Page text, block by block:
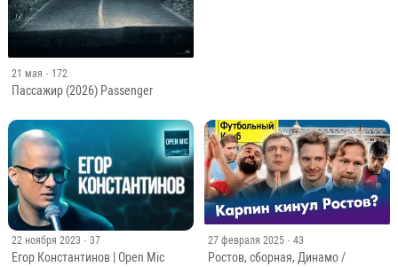
21 мая · 172
Пассажир (2026) Passenger
22 ноября 2023 · 37
Егор Константинов | Open Mic
27 февраля 2025 · 43
Ростов, сборная, Динамо /